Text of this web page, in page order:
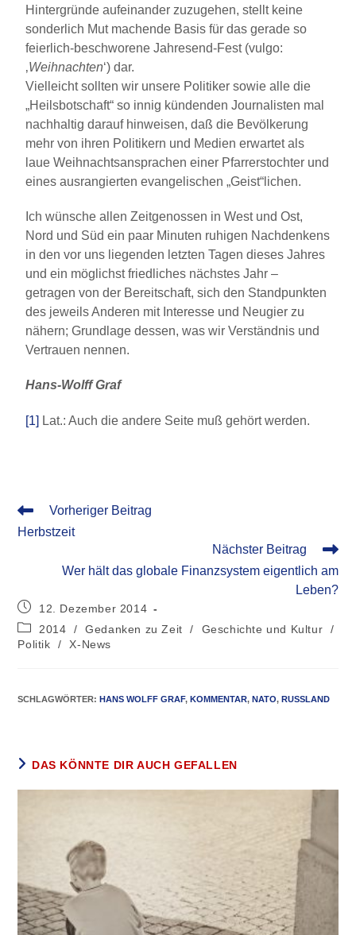
Hintergründe aufeinander zuzugehen, stellt keine
sonderlich Mut machende Basis für das gerade so
feierlich-beschworene Jahresend-Fest (vulgo:
‚Weihnachten‘) dar.
Vielleicht sollten wir unsere Politiker sowie alle die
„Heilsbotschaft“ so innig kündenden Journalisten mal
nachhaltig darauf hinweisen, daß die Bevölkerung
mehr von ihren Politikern und Medien erwartet als
laue Weihnachtsansprachen einer Pfarrerstochter und
eines ausrangierten evangelischen „Geist“lichen.
Ich wünsche allen Zeitgenossen in West und Ost,
Nord und Süd ein paar Minuten ruhigen Nachdenkens
in den vor uns liegenden letzten Tagen dieses Jahres
und ein möglichst friedliches nächstes Jahr –
getragen von der Bereitschaft, sich den Standpunkten
des jeweils Anderen mit Interesse und Neugier zu
nähern; Grundlage dessen, was wir Verständnis und
Vertrauen nennen.
Hans-Wolff Graf
[1] Lat.: Auch die andere Seite muß gehört werden.
Vorheriger Beitrag
Herbstzeit
Nächster Beitrag
Wer hält das globale Finanzsystem eigentlich am
Leben?
12. Dezember 2014
2014
/ Gedanken zu Zeit / Geschichte und Kultur
/
Politik
/ X-News
SCHLAGWÖRTER: HANS WOLFF GRAF, KOMMENTAR, NATO, RUSSLAND
DAS KÖNNTE DIR AUCH GEFALLEN